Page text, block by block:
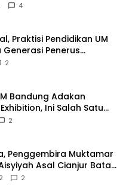
4
Praktisi Pendidikan UM
Penerus
2
Bandung Adakan
Ini Salah Satu
2
Penggembira Muktamar
Asal Cianjur Batal
2